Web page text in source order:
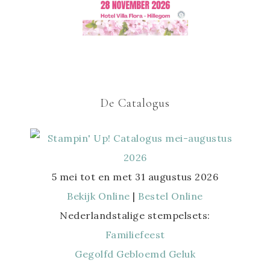
De Catalogus
5 mei tot en met 31 augustus 2026
Bekijk Online | Bestel Online
Nederlandstalige stempelsets:
Familiefeest
Gegolfd Gebloemd Geluk